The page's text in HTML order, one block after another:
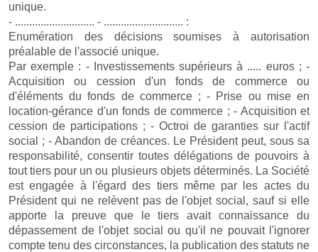
unique.
- ............................ - ............................ :
Enumération des décisions soumises à autorisation
préalable de l'associé unique.
Par exemple : - Investissements supérieurs à ..... euros ; -
Acquisition ou cession d'un fonds de commerce ou
d'éléments du fonds de commerce ; - Prise ou mise en
location-gérance d'un fonds de commerce ; - Acquisition et
cession de participations ; - Octroi de garanties sur l'actif
social ; - Abandon de créances. Le Président peut, sous sa
responsabilité, consentir toutes délégations de pouvoirs à
tout tiers pour un ou plusieurs objets déterminés. La Société
est engagée à l'égard des tiers même par les actes du
Président qui ne relèvent pas de l'objet social, sauf si elle
apporte la preuve que le tiers avait connaissance du
dépassement de l'objet social ou qu'il ne pouvait l'ignorer
compte tenu des circonstances, la publication des statuts ne